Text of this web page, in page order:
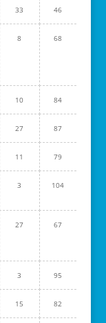
33 46
8 68
10 84
27 87
11 79
3 104
27 67
3 95
15 82